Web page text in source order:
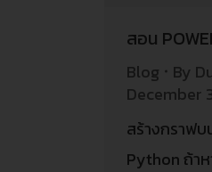
สอน
Blog By
December
สร้างกราฟ
Python ถ้าห